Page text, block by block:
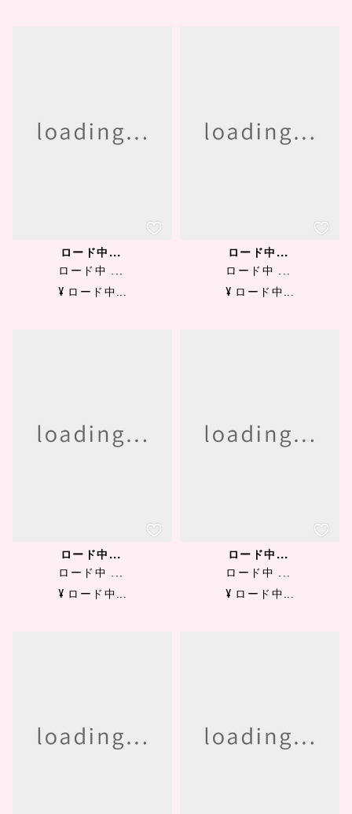
ロード中...
ロード中 ...
¥ ロード中...
ロード中...
ロード中 ...
¥ ロード中...
ロード中...
ロード中 ...
¥ ロード中...
ロード中...
ロード中 ...
¥ ロード中...